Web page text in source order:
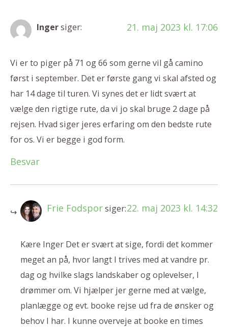
Ingersiger: 21. maj 2023 kl. 17:06
Vi er to piger på 71 og 66 som gerne vil gå camino
først i september. Det er første gang vi skal afsted og
har 14 dage til turen. Vi synes det er lidt svært at
vælge den rigtige rute, da vi jo skal bruge 2 dage på
rejsen. Hvad siger jeres erfaring om den bedste rute
for os. Vi er begge i god form.
Besvar
Frie Fodsporsiger:22. maj 2023 kl. 14:32
Kære Inger Det er svært at sige, fordi det kommer
meget an på, hvor langt I trives med at vandre pr.
dag og hvilke slags landskaber og oplevelser, I
drømmer om. Vi hjælper jer gerne med at vælge,
planlægge og evt. booke rejse ud fra de ønsker og
behov I har. I kunne overveje at booke en times